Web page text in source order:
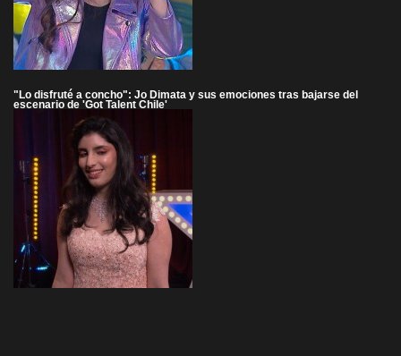
"Lo disfruté a concho": Jo Dimata y sus emociones tras bajarse del
escenario de 'Got Talent Chile'